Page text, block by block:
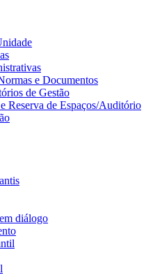
e Documentos
de Gestão
Reserva de Espaços/Auditório
diálogo